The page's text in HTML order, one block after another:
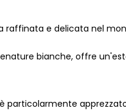
raffinata e delicata nel
bianche, offre
particolarmente